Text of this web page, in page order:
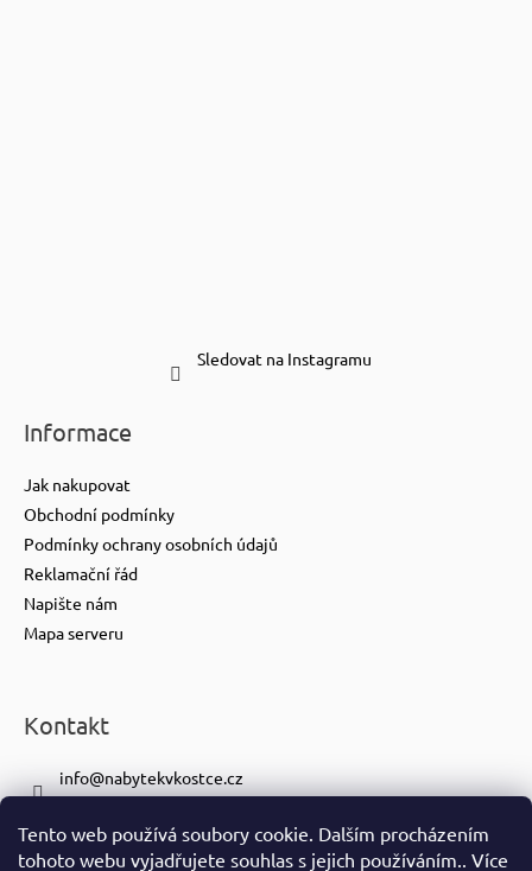
Tento web používá soubory cookie. Dalším procházením
tohoto webu vyjadřujete souhlas s jejich používáním.. Více
Sledovat na Instagramu
Informace
Jak nakupovat
Obchodní podmínky
Podmínky ochrany osobních údajů
Reklamační řád
Napište nám
Mapa serveru
Kontakt
info@nabytekvkostce.cz
+420 601 116 371
https://www.facebook.com/nabytekvkostce.cz/